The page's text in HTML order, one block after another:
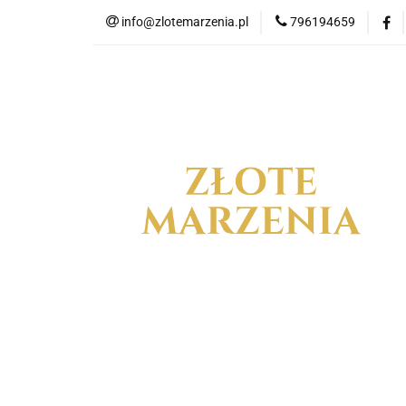
info@zlotemarzenia.pl 796194659